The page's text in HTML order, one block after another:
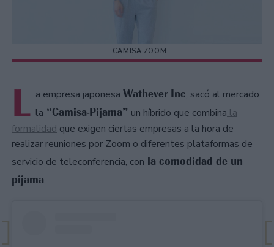
CAMISA ZOOM
L a empresa japonesa Wathever Inc, sacó al mercado
la “Camisa-Pijama” un híbrido que combina la
formalidad que exigen ciertas empresas a la hora de
realizar reuniones por Zoom o diferentes plataformas de
servicio de teleconferencia, con la comodidad de un
pijama.